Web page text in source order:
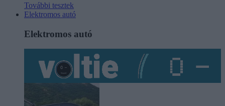
További tesztek
Elektromos autó
Elektromos autó